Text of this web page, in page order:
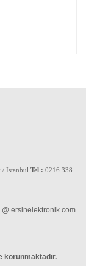
/ Istanbul Tel : 0216 338
korunmaktadır.